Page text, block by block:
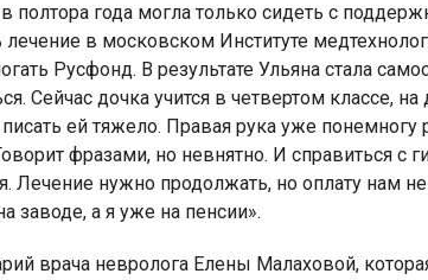
в полтора года могла только сидеть с
лечение в московском Институте
Русфонд. В результате Ульяна стала
Сейчас дочка учится в четвертом классе,
писать ей тяжело. Правая рука уже
фразами, но невнятно. И справиться
Лечение нужно продолжать, но оплату
заводе, а я уже на пенсии».
врача невролога Елены Малаховой,